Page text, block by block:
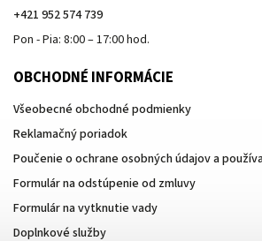
+421 952 574 739
Pon - Pia: 8:00 – 17:00 hod.
OBCHODNÉ INFORMÁCIE
Všeobecné obchodné podmienky
Reklamačný poriadok
Poučenie o ochrane osobných údajov a
Formulár na odstúpenie od zmluvy
Formulár na vytknutie vady
Doplnkové služby